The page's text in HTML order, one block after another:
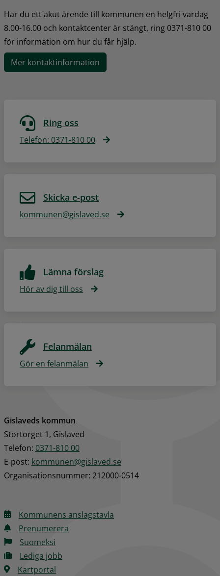
Har du ett akut ärende till kommunen en helgfri vardag
8.00-16.00 och kontaktcenter är stängt, ring 0371-810 00
för information om hur du får hjälp.
Mer kontaktinformation
Ring oss
Telefon: 0371-810 00
Skicka e-post
kommunen@gislaved.se
Lämna förslag
Hör av dig till oss
Felanmälan
Gör en felanmälan
Gislaveds kommun
Stortorget 1, Gislaved
Telefon: 0371-810 00
E‑post: kommunen@gislaved.se
Organisationsnummer: 212000-0514
Kommunens anslagstavla
Prenumerera
Suomeksi
Lediga jobb
Kartportal